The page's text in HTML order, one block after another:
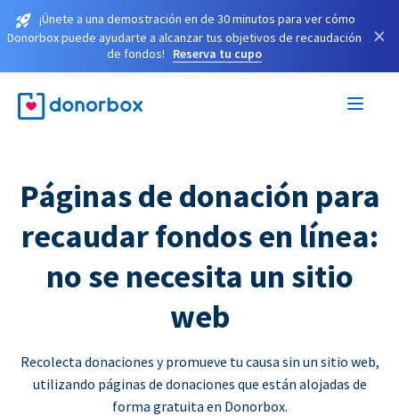
¡Únete a una demostración en de 30 minutos para ver cómo
Donorbox puede ayudarte a alcanzar tus objetivos de recaudación
de fondos!
Reserva tu cupo
×
Páginas de donación para
recaudar fondos en línea:
no se necesita un sitio
web
Recolecta donaciones y promueve tu causa sin un sitio web,
utilizando páginas de donaciones que están alojadas de
forma gratuita en Donorbox.